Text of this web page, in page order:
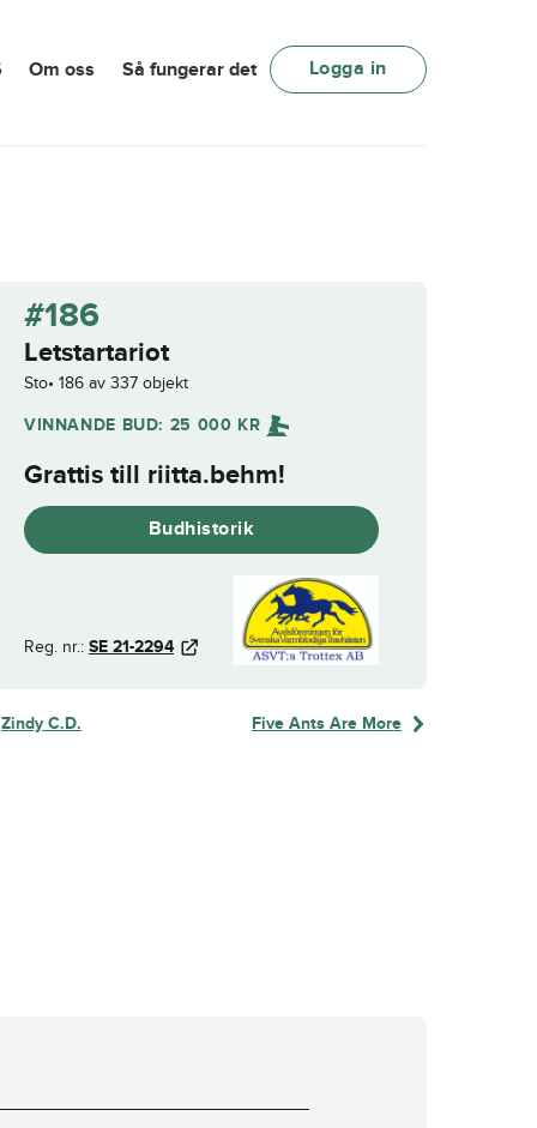
Om oss Så fungerar det Logga in
#186
Letstartariot
Sto 186 av 337 objekt
VINNANDE BUD: 25 000 KR
Grattis till riitta.behm!
Budhistorik
Reg. nr.: SE 21-2294
Zindy C.D. Five Ants Are More